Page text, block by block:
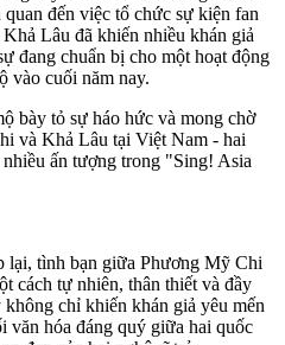
đến việc tổ chức sự kiện fan
Lâu đã khiến nhiều khán giả
đang chuẩn bị cho một hoạt động
vào cuối năm nay.
bày tỏ sự háo hức và mong chờ
và Khả Lâu tại Việt Nam - hai
ấn tượng trong "Sing! Asia
lại, tình bạn giữa Phương Mỹ Chi
cách tự nhiên, thân thiết và đầy
chỉ khiến khán giả yêu mến
văn hóa đáng quý giữa hai quốc